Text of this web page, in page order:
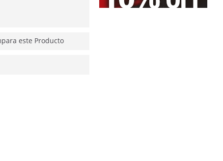
este Producto